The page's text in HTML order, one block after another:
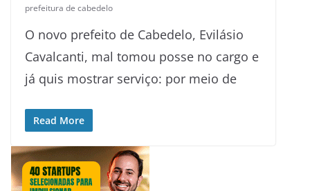
prefeitura de cabedelo
O novo prefeito de Cabedelo, Evilásio
Cavalcanti, mal tomou posse no cargo e
já quis mostrar serviço: por meio de
Read More